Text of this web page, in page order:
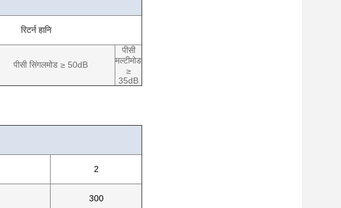
रिटर्न हानि
पीसी सिंगलमोड ≥ 50dB
पीसी
मल्टीमोड
≥
35dB
2
300